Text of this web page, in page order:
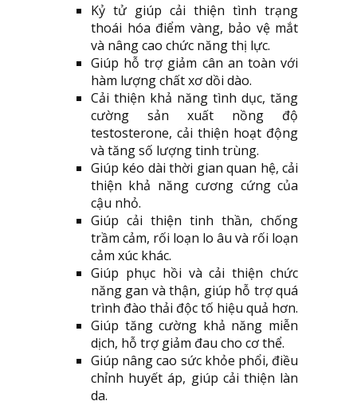
Kỷ tử giúp cải thiện tình trạng
thoái hóa điểm vàng, bảo vệ mắt
và nâng cao chức năng thị lực.
Giúp hỗ trợ giảm cân an toàn với
hàm lượng chất xơ dồi dào.
Cải thiện khả năng tình dục, tăng
cường sản xuất nồng độ
testosterone, cải thiện hoạt động
và tăng số lượng tinh trùng.
Giúp kéo dài thời gian quan hệ, cải
thiện khả năng cương cứng của
cậu nhỏ.
Giúp cải thiện tinh thần, chống
trầm cảm, rối loạn lo âu và rối loạn
cảm xúc khác.
Giúp phục hồi và cải thiện chức
năng gan và thận, giúp hỗ trợ quá
trình đào thải độc tố hiệu quả hơn.
Giúp tăng cường khả năng miễn
dịch, hỗ trợ giảm đau cho cơ thể.
Giúp nâng cao sức khỏe phổi, điều
chỉnh huyết áp, giúp cải thiện làn
da.